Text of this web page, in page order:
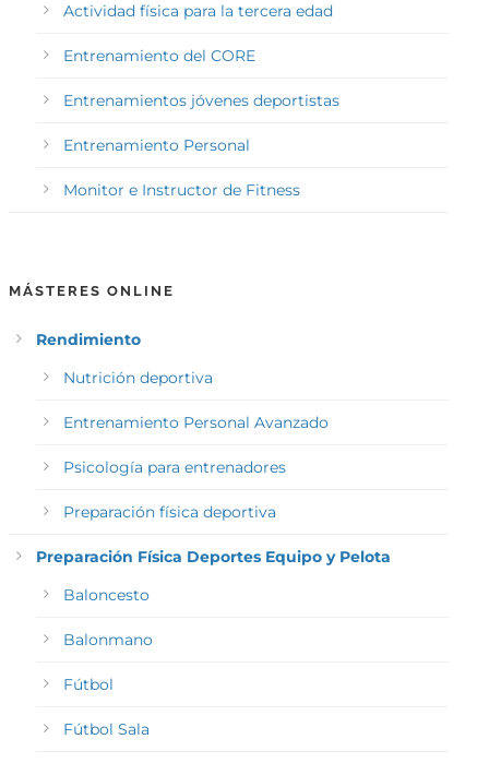
Actividad física para la tercera edad
Entrenamiento del CORE
Entrenamientos jóvenes deportistas
Entrenamiento Personal
Monitor e Instructor de Fitness
MÁSTERES ONLINE
Rendimiento
Nutrición deportiva
Entrenamiento Personal Avanzado
Psicología para entrenadores
Preparación física deportiva
Preparación Física Deportes Equipo y Pelota
Baloncesto
Balonmano
Fútbol
Fútbol Sala